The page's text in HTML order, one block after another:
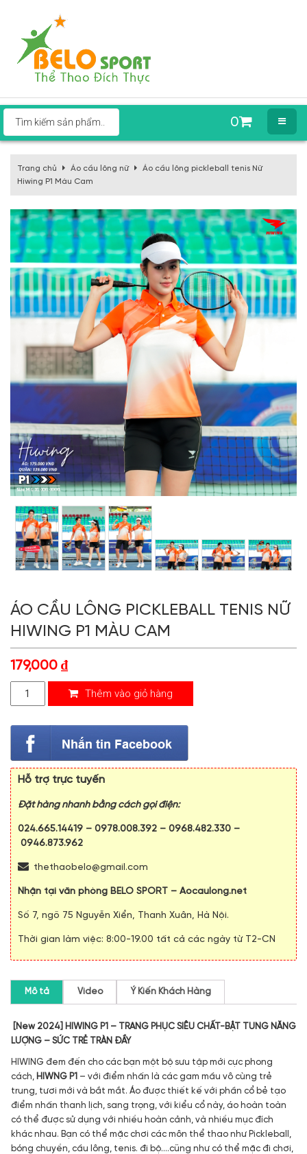
0
Trang chủ Áo cầu lông nữ
Áo cầu lông pickleball tenis Nữ
Hiwing P1 Màu Cam
ÁO CẦU LÔNG PICKLEBALL TENIS NỮ
HIWING P1 MÀU CAM
179,000 ₫
Thêm vào giỏ hàng
Hỗ trợ trực tuyến
Đặt hàng nhanh bằng cách gọi điện:
024.665.14419 – 0978.008.392 – 0968.482.330 –
0946.873.962
thethaobelo@gmail.com
Nhận tại văn phòng BELO SPORT – Aocaulong.net
Số 7, ngõ 75 Nguyễn Xiển, Thanh Xuân, Hà Nội.
Thời gian làm việc: 8:00-19.00 tất cả các ngày từ T2-CN
Mô tả Video Ý Kiến Khách Hàng
[New 2024] HIWING P1 – TRANG PHỤC SIÊU CHẤT-BẬT TUNG NĂNG
LƯỢNG – SỨC TRẺ TRÀN ĐẦY
HIWING đem đến cho các bạn một bộ sưu tập mới cực phong
cách, HIWNG P1 – với điểm nhấn là các gam mầu vô cùng trẻ
trung, tươi mới và bắt mắt. Áo được thiết kế với phần cổ bẻ tạo
điểm nhấn thanh lịch, sang trọng, với kiểu cổ này, áo hoàn toàn
có thể được sử dụng với nhiều hoàn cảnh, và nhiều mục đích
khác nhau. Bạn có thể mặc chơi các môn thể thao như Pickleball,
bóng chuyền, cầu lông, tenis. đi bộ….cũng như có thể mặc đi chơi,